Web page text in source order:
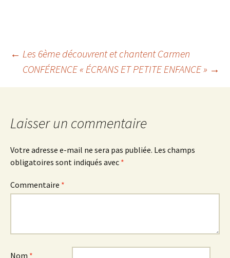
Navigation
des
articles
← Les 6ème découvrent et chantent Carmen
CONFÉRENCE « ÉCRANS ET PETITE ENFANCE » →
Laisser un commentaire
Votre adresse e-mail ne sera pas publiée. Les champs
obligatoires sont indiqués avec *
Commentaire *
Nom *